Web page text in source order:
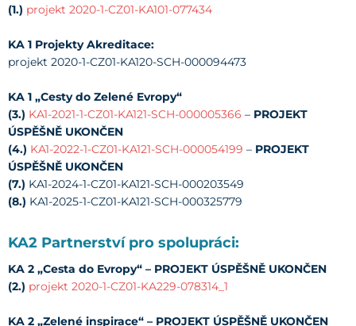
(1.) projekt 2020-1-CZ01-KA101-077434
KA 1 Projekty Akreditace:
projekt 2020-1-CZ01-KA120-SCH-000094473
KA 1 „Cesty do Zelené Evropy“
(3.) KA1-2021-1-CZ01-KA121-SCH-000005366 – PROJEKT
ÚSPĚŠNĚ UKONČEN
(4.) KA1-2022-1-CZ01-KA121-SCH-000054199 – PROJEKT
ÚSPĚŠNĚ UKONČEN
(7.) KA1-2024-1-CZ01-KA121-SCH-000203549
(8.) KA1-2025-1-CZ01-KA121-SCH-000325779
KA2 Partnerství pro spolupráci:
KA 2 „Cesta do Evropy“ – PROJEKT ÚSPĚŠNĚ UKONČEN
(2.) projekt 2020-1-CZ01-KA229-078314_1
KA 2 „Zelené inspirace“ – PROJEKT ÚSPĚŠNĚ UKONČEN